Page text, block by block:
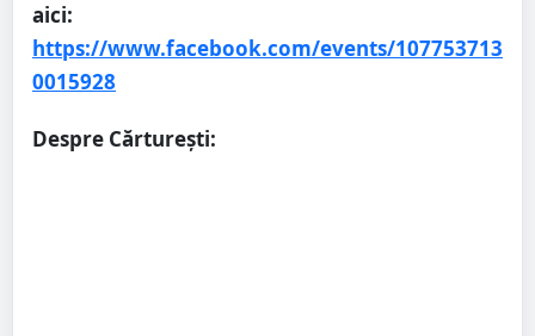
aici:
https://www.facebook.com/events/107753713
0015928
Despre Cărturești: